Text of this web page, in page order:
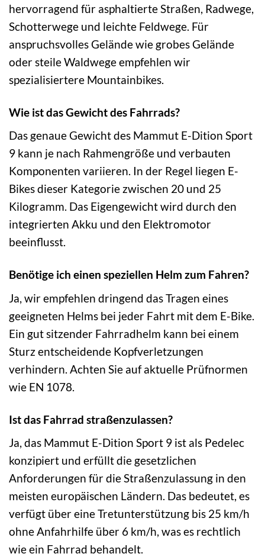
hervorragend für asphaltierte Straßen, Radwege,
Schotterwege und leichte Feldwege. Für
anspruchsvolles Gelände wie grobes Gelände
oder steile Waldwege empfehlen wir
spezialisiertere Mountainbikes.
Wie ist das Gewicht des Fahrrads?
Das genaue Gewicht des Mammut E-Dition Sport
9 kann je nach Rahmengröße und verbauten
Komponenten variieren. In der Regel liegen E-
Bikes dieser Kategorie zwischen 20 und 25
Kilogramm. Das Eigengewicht wird durch den
integrierten Akku und den Elektromotor
beeinflusst.
Benötige ich einen speziellen Helm zum Fahren?
Ja, wir empfehlen dringend das Tragen eines
geeigneten Helms bei jeder Fahrt mit dem E-Bike.
Ein gut sitzender Fahrradhelm kann bei einem
Sturz entscheidende Kopfverletzungen
verhindern. Achten Sie auf aktuelle Prüfnormen
wie EN 1078.
Ist das Fahrrad straßenzulassen?
Ja, das Mammut E-Dition Sport 9 ist als Pedelec
konzipiert und erfüllt die gesetzlichen
Anforderungen für die Straßenzulassung in den
meisten europäischen Ländern. Das bedeutet, es
verfügt über eine Tretunterstützung bis 25 km/h
ohne Anfahrhilfe über 6 km/h, was es rechtlich
wie ein Fahrrad behandelt.